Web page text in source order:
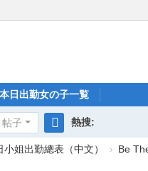
本日出勤女の子一覧
帖子
搜
熱搜:
小姐出勤總表（中文） › Be